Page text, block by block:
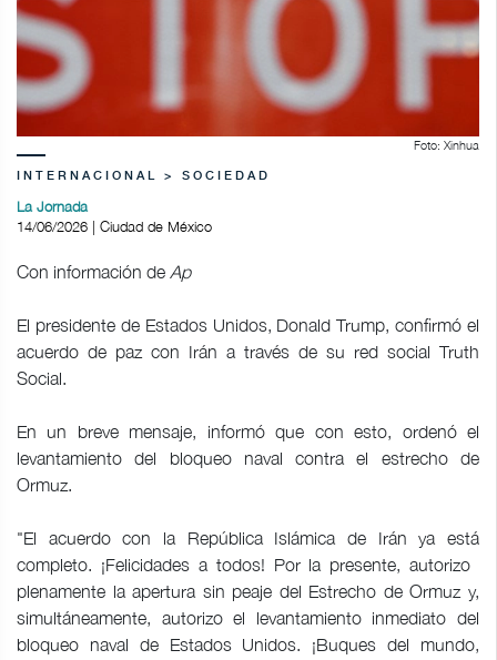
Foto: Xinhua
INTERNACIONAL > SOCIEDAD
La Jornada
14/06/2026 | Ciudad de México
Con información de Ap
El presidente de Estados Unidos, Donald Trump, confirmó el
acuerdo de paz con Irán a través de su red social Truth
Social.
En un breve mensaje, informó que con esto, ordenó el
levantamiento del bloqueo naval contra el estrecho de
Ormuz.
"El acuerdo con la República Islámica de Irán ya está
completo. ¡Felicidades a todos! Por la presente, autorizo ​​
plenamente la apertura sin peaje del Estrecho de Ormuz y,
simultáneamente, autorizo ​​el levantamiento inmediato del
bloqueo naval de Estados Unidos. ¡Buques del mundo,